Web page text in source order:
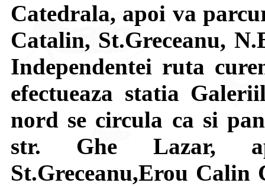
Catedrala, apoi va
Catalin, St.Greceanu,
Independentei ruta
efectueaza statia
nord se circula ca si
str. Ghe Lazar,
St.Greceanu,Erou